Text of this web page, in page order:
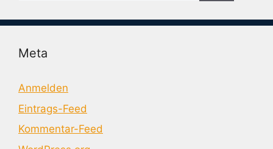
Meta
Anmelden
Eintrags-Feed
Kommentar-Feed